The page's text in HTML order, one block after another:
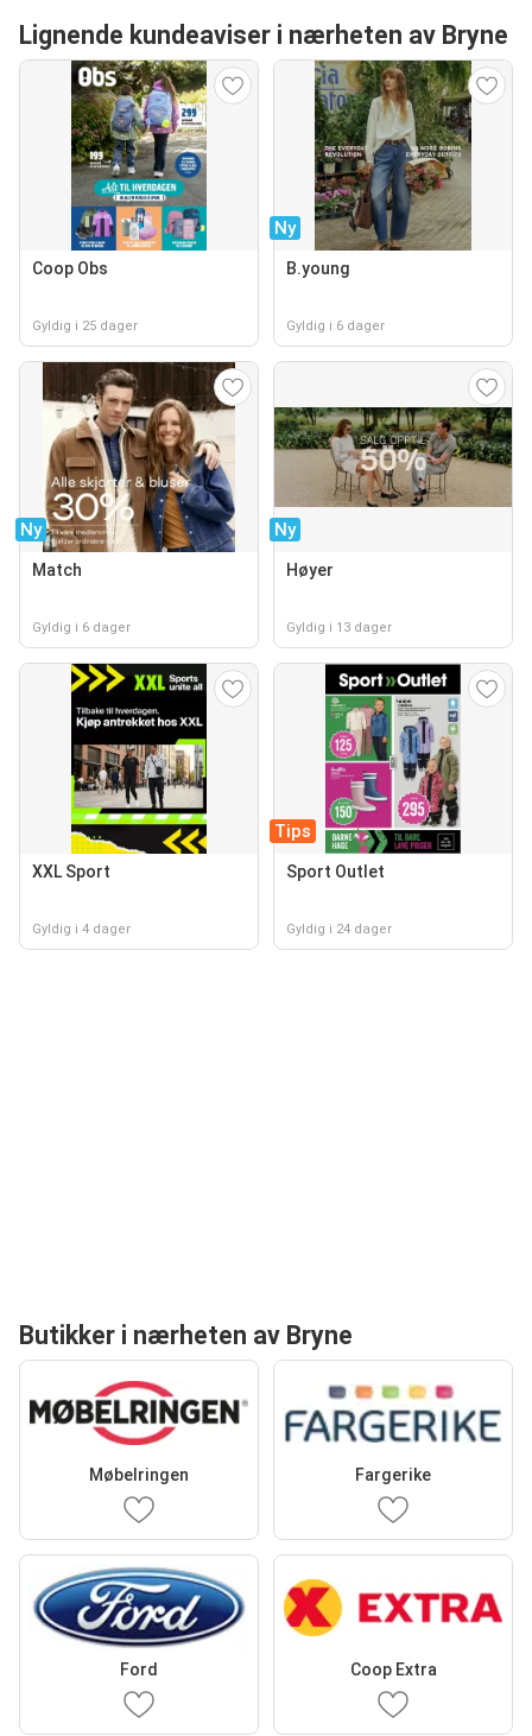
Lignende kundeaviser i nærheten av Bryne
Coop Obs
Gyldig i 25 dager
Ny
B.young
Gyldig i 6 dager
Ny
Match
Gyldig i 6 dager
Ny
Høyer
Gyldig i 13 dager
XXL Sport
Gyldig i 4 dager
Tips
Sport Outlet
Gyldig i 24 dager
Butikker i nærheten av Bryne
Møbelringen Fargerike
Ford Coop Extra